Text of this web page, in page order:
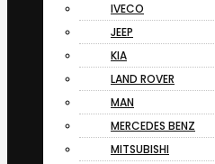
IVECO
JEEP
KIA
LAND ROVER
MAN
MERCEDES BENZ
MITSUBISHI